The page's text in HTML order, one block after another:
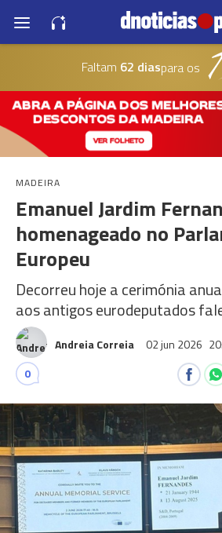
Faltam 62 diaspara os
MADEIRA
Emanuel Jardim
homenageado no
Europeu
Decorreu hoje a cerimónia
aos antigos eurodeputados
Andreia Correia 02 jun 2026
0